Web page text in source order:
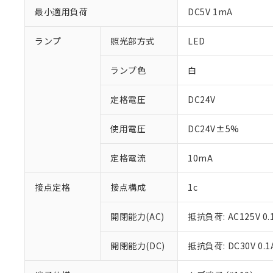
最小適用負荷 DC5V 1mA
ランプ 照光部方式 LED
ランプ色 白
定格電圧 DC24V
使用電圧 DC24V±5%
定格電流 10mA
接点定格 接点構成 1c
開閉能力(AC) 抵抗負荷: AC125V
開閉能力(DC) 抵抗負荷: DC30V
ご利用条件
対応予定：EU
対応予定なし：
調査・確認中：
非該当品：ライセ
仕入先様の事情に